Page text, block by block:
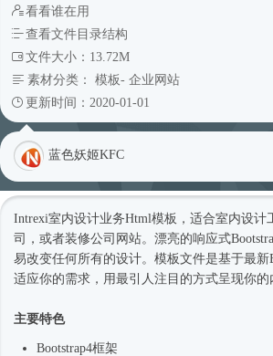
看看谁在用
查看文件目录结构
文件大小：13.72M
素材分类： 模板- 企业网站
更新时间：2020-01-01
蓝色妖姬KFC
Intrexi室内设计业务Html模板 ，适合室内设
司，或者装修公司网站。漂亮的响应式
易改变任何所有的设计。模板文件是基于最新
适应你的需求，用最引人注目的方式呈现你的
主要特色
Bootstrap4框架